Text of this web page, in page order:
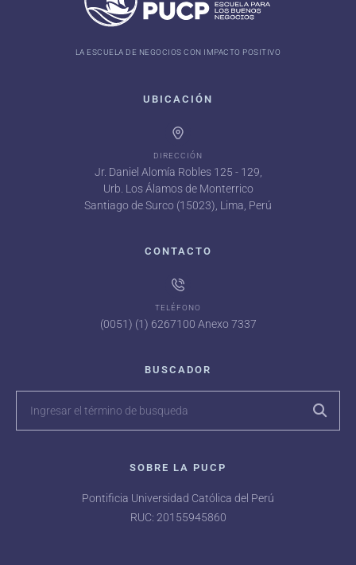
LA ESCUELA DE NEGOCIOS CON IMPACTO POSITIVO
UBICACIÓN
DIRECCIÓN
Jr. Daniel Alomía Robles 125 - 129,
Urb. Los Álamos de Monterrico
Santiago de Surco (15023), Lima, Perú
CONTACTO
TELÉFONO
(0051) (1) 6267100 Anexo 7337
BUSCADOR
SOBRE LA PUCP
Pontificia Universidad Católica del Perú
RUC: 20155945860